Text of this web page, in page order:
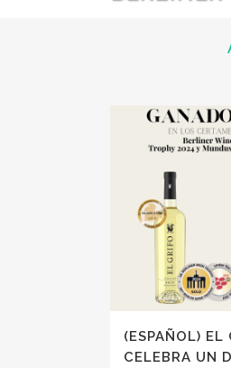
(ESPAÑOL) EL
CELEBRA UN